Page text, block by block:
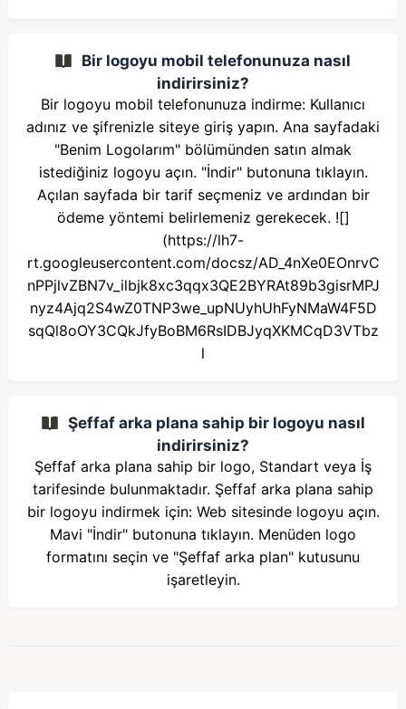
Bir logoyu mobil telefonunuza nasıl
indirirsiniz?
Bir logoyu mobil telefonunuza indirme: Kullanıcı
adınız ve şifrenizle siteye giriş yapın. Ana sayfadaki
"Benim Logolarım" bölümünden satın almak
istediğiniz logoyu açın. "İndir" butonuna tıklayın.
Açılan sayfada bir tarif seçmeniz ve ardından bir
ödeme yöntemi belirlemeniz gerekecek. ![]
(https://lh7-
rt.googleusercontent.com/docsz/AD_4nXe0EOnrvC
nPPjlvZBN7v_ilbjk8xc3qqx3QE2BYRAt89b3gisrMPJ
nyz4Ajq2S4wZ0TNP3we_upNUyhUhFyNMaW4F5D
sqQl8oOY3CQkJfyBoBM6RsIDBJyqXKMCqD3VTbz
l
Şeffaf arka plana sahip bir logoyu nasıl
indirirsiniz?
Şeffaf arka plana sahip bir logo, Standart veya İş
tarifesinde bulunmaktadır. Şeffaf arka plana sahip
bir logoyu indirmek için: Web sitesinde logoyu açın.
Mavi "İndir" butonuna tıklayın. Menüden logo
formatını seçin ve "Şeffaf arka plan" kutusunu
işaretleyin.